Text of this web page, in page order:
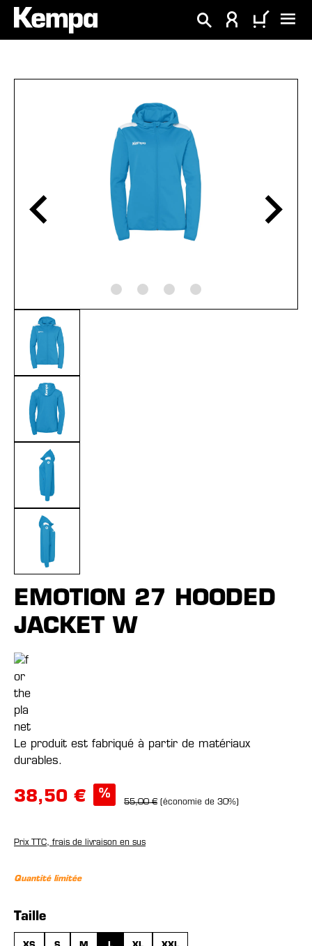
principal
EMOTION 27 HOODED
JACKET W
Le produit est fabriqué à partir de matériaux
durables.
38,50 € %
55,00 € (économie de 30%)
Prix TTC, frais de livraison en sus
Quantité limitée
Sélectionnez
Taille